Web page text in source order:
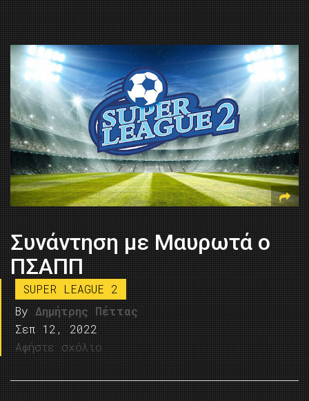
Συνάντηση με Μαυρωτά ο
ΠΣΑΠΠ
SUPER LEAGUE 2
By Δημήτρης Πέττας
Σεπ 12, 2022
Αφήστε σχόλιο